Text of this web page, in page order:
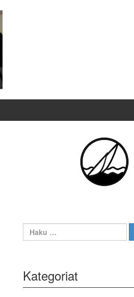
Haku:
Kategoriat